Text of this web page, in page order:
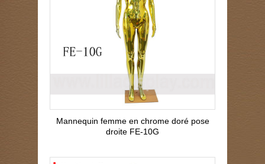
Mannequin femme en chrome doré pose
droite FE-10G